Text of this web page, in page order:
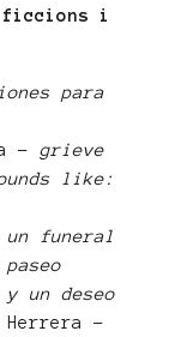
ficcions i
para
- grieve
like:
funeral
paseo
un deseo
Herrera -